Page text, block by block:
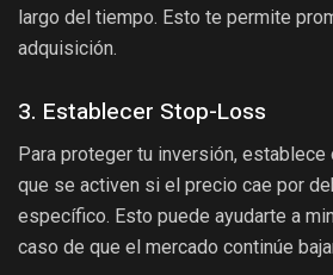
largo del tiempo. Esto te permite
adquisición.
3. Establecer Stop-Loss
Para proteger tu inversión,
que se activen si el precio cae por
específico. Esto puede ayudarte a
caso de que el mercado continúe